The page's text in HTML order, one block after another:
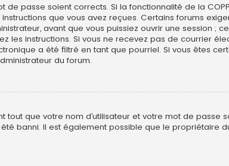
de passe soient corrects. Si la fonctionnalité de la
que vous avez reçues. Certains forums
avant que vous puissiez ouvrir une session ;
les instructions. Si vous ne recevez pas de courrier
a été filtré en tant que pourriel. Si vous êtes
du forum.
que votre nom d’utilisateur et votre mot de passe
banni. Il est également possible que le propriétaire